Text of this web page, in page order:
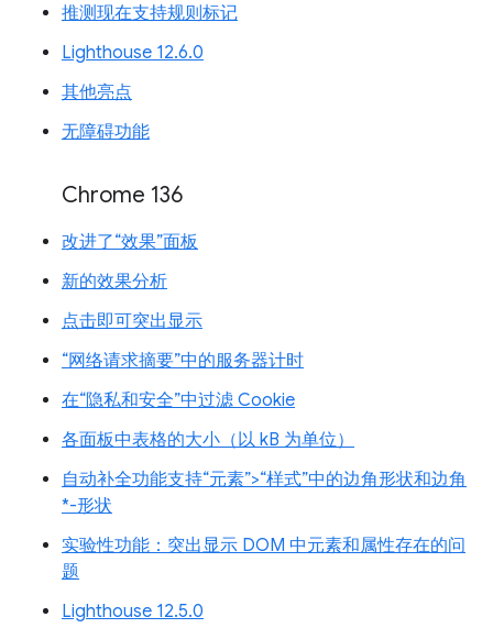
推测现在支持规则标记
Lighthouse 12.6.0
其他亮点
无障碍功能
Chrome 136
改进了“效果”面板
新的效果分析
点击即可突出显示
“网络请求摘要”中的服务器计时
在“隐私和安全”中过滤 Cookie
各面板中表格的大小（以 kB 为单位）
自动补全功能支持“元素”>“样式”中的边角形状和边角
*-形状
实验性功能：突出显示 DOM 中元素和属性存在的问
题
Lighthouse 12.5.0